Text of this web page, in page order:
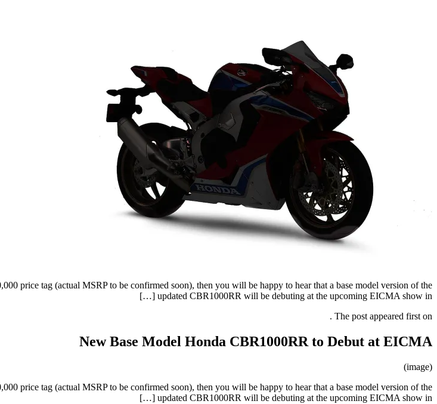
price tag (actual MSRP to be confirmed soon), then you will be happy to hear that a base model version of the
updated CBR1000RR will be debuting at the upcoming EICMA show in […]
The post appeared first on .
New Base Model Honda CBR1000RR to Debut at EICMA
(image)
price tag (actual MSRP to be confirmed soon), then you will be happy to hear that a base model version of the
updated CBR1000RR will be debuting at the upcoming EICMA show in […]